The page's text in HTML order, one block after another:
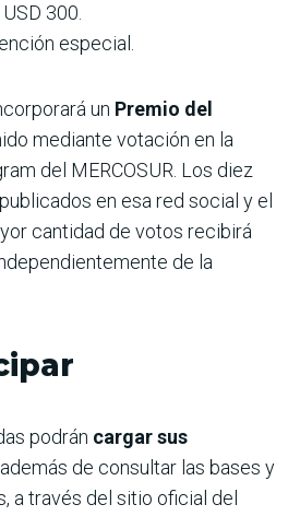
USD 300.
especial.
un Premio del
mediante votación en la
del MERCOSUR. Los diez
en esa red social y el
cantidad de votos recibirá
de la
podrán cargar sus
de consultar las bases y
a través del sitio oficial del